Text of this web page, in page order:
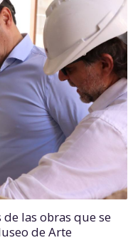
las obras que se
de Arte